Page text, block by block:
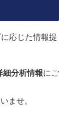
応じた情報提
細分析情報にご
ませ。